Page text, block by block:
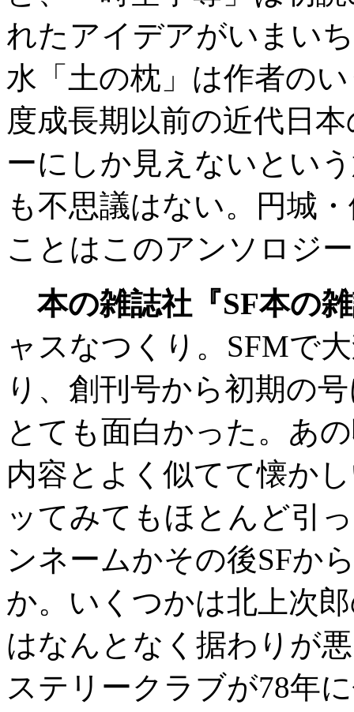
れたアイデアがいまい
水「土の枕」は作者の
度成長期以前の近代日
ーにしか見えないとい
も不思議はない。円城
ことはこのアンソロジ
本の雑誌社『SF本の
ャスなつくり。SFMで
り、創刊号から初期の
とても面白かった。あ
内容とよく似てて懐か
ッてみてもほとんど引
ンネームかその後SFか
か。いくつかは北上次
はなんとなく据わりが
ステリークラブが78年